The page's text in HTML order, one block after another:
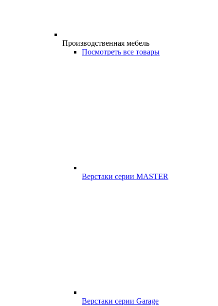
Производственная мебель
Посмотреть все товары
Верстаки серии MASTER
Верстаки серии Garage